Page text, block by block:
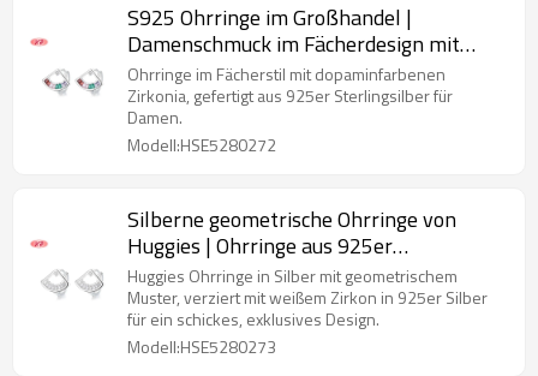
S925 Ohrringe im Großhandel |
Damenschmuck im Fächerdesign mit
dopaminfarbenen Zirkonia
Ohrringe im Fächerstil mit dopaminfarbenen
Zirkonia, gefertigt aus 925er Sterlingsilber für
Damen.
Modell:HSE5280272
Silberne geometrische Ohrringe von
Huggies | Ohrringe aus 925er
Sterlingsilber mit weißem Zirkonia
Huggies Ohrringe in Silber mit geometrischem
Muster, verziert mit weißem Zirkon in 925er Silber
für ein schickes, exklusives Design.
Modell:HSE5280273